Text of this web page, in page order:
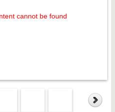
cannot be found